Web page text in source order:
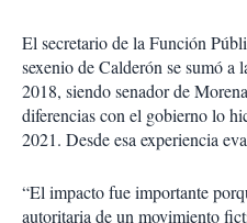
El secretario de la Función
sexenio de Calderón se sumó a
2018, siendo senador de
diferencias con el gobierno lo
2021. Desde esa experiencia
“El impacto fue importante
autoritaria de un movimiento